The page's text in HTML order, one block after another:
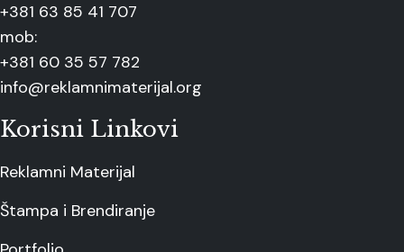
+381 63 85 41 707
mob:
+381 60 35 57 782
info@reklamnimaterijal.org
Korisni Linkovi
Reklamni Materijal
Štampa i Brendiranje